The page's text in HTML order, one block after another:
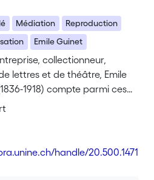
Médiation
Reproduction
Emile Guinet
collectionneur,
lettres et de théâtre, Emile
1918) compte parmi ces
éprises de curiosité et
De 1860 à sa mort, en 1918,
la présidence de la
chimique familiale - future
handle/20.500.1471